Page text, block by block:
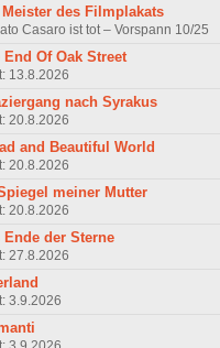
Meister des Filmplakats
Casaro ist tot – Vorspann 10/25
End Of Oak Street
13.8.2026
nach Syrakus
20.8.2026
and Beautiful World
20.8.2026
meiner Mutter
20.8.2026
Ende der Sterne
27.8.2026
3.9.2026